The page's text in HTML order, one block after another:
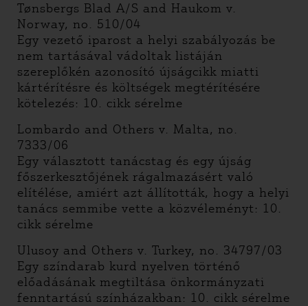
Tønsbergs Blad A/S and Haukom v.
Norway, no. 510/04
Egy vezető iparost a helyi szabályozás be
nem tartásával vádoltak listáján
szereplőkén azonosító újságcikk miatti
kártérítésre és költségek megtérítésére
kötelezés: 10. cikk sérelme
Lombardo and Others v. Malta, no.
7333/06
Egy választott tanácstag és egy újság
főszerkesztőjének rágalmazásért való
elítélése, amiért azt állították, hogy a helyi
tanács semmibe vette a közvéleményt: 10.
cikk sérelme
Ulusoy and Others v. Turkey, no. 34797/03
Egy színdarab kurd nyelven történő
előadásának megtiltása önkormányzati
fenntartású színházakban: 10. cikk sérelme